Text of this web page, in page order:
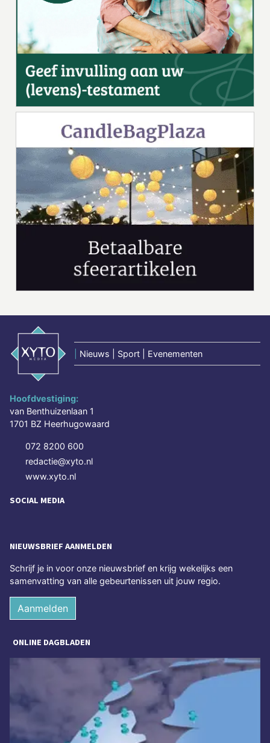
Nieuws | Sport | Evenementen
Hoofdvestiging:
van Benthuizenlaan 1
1701 BZ Heerhugowaard
072 8200 600
redactie@xyto.nl
www.xyto.nl
SOCIAL MEDIA
NIEUWSBRIEF AANMELDEN
Schrijf je in voor onze nieuwsbrief en krijg wekelijks een
samenvatting van alle gebeurtenissen uit jouw regio.
Aanmelden
ONLINE DAGBLADEN